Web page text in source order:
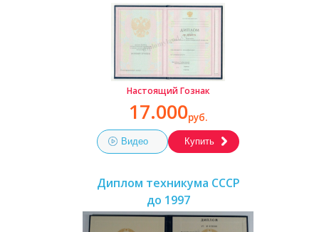
Настоящий Гознак
17.000руб.
Видео Купить
Диплом техникума СССР
до 1997